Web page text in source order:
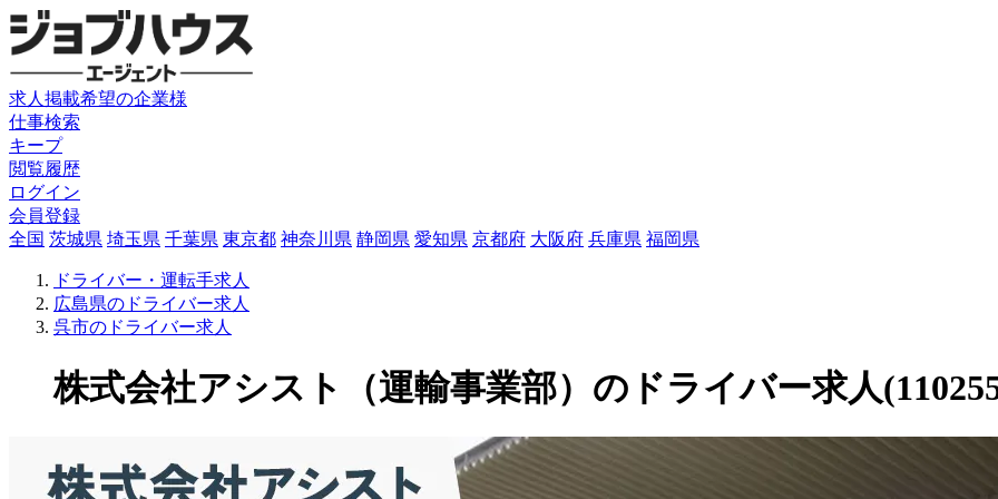
求人掲載希望の企業様
仕事検索
キープ
閲覧履歴
ログイン
会員登録
全国 茨城県 埼玉県 千葉県 東京都 神奈川県 静岡県 愛知県 京都府 大阪府 兵庫県 福岡県
ドライバー・運転手求人
広島県のドライバー求人
呉市のドライバー求人
株式会社アシスト（運輸事業部）のドライバー求人